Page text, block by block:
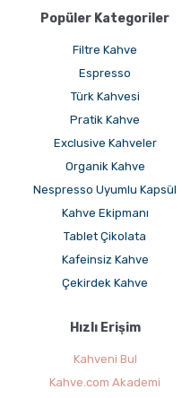
Popüler Kategoriler
Filtre Kahve
Espresso
Türk Kahvesi
Pratik Kahve
Exclusive Kahveler
Organik Kahve
Nespresso Uyumlu Kapsül
Kahve Ekipmanı
Tablet Çikolata
Kafeinsiz Kahve
Çekirdek Kahve
Hızlı Erişim
Kahveni Bul
Kahve.com Akademi